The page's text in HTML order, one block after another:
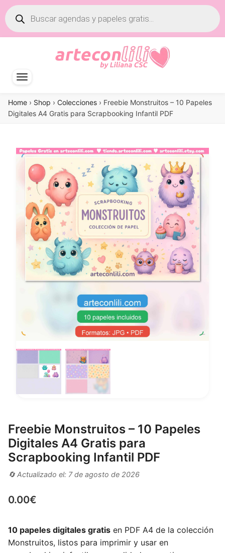
Búsqueda
de
productos
Home › Shop › Colecciones › Freebie Monstruitos – 10 Papeles
Digitales A4 Gratis para Scrapbooking Infantil PDF
Freebie Monstruitos – 10 Papeles
Digitales A4 Gratis para
Scrapbooking Infantil PDF
🔄 Actualizado el: 7 de agosto de 2026
0.00€
10 papeles digitales gratis en PDF A4 de la colección
Monstruitos, listos para imprimir y usar en